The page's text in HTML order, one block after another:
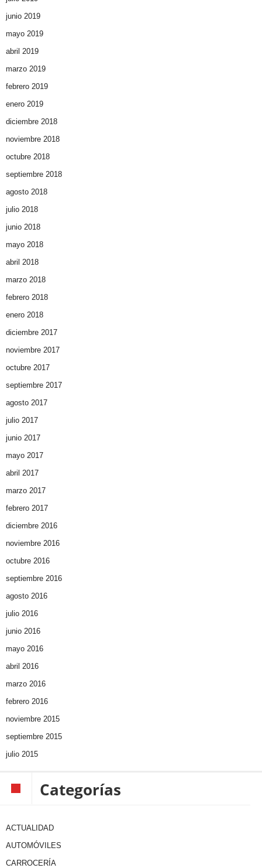
junio 2019
mayo 2019
abril 2019
marzo 2019
febrero 2019
enero 2019
diciembre 2018
noviembre 2018
octubre 2018
septiembre 2018
agosto 2018
julio 2018
junio 2018
mayo 2018
abril 2018
marzo 2018
febrero 2018
enero 2018
diciembre 2017
noviembre 2017
octubre 2017
septiembre 2017
agosto 2017
julio 2017
junio 2017
mayo 2017
abril 2017
marzo 2017
febrero 2017
diciembre 2016
noviembre 2016
octubre 2016
septiembre 2016
agosto 2016
julio 2016
junio 2016
mayo 2016
abril 2016
marzo 2016
febrero 2016
noviembre 2015
septiembre 2015
julio 2015
Categorías
ACTUALIDAD
AUTOMÓVILES
CARROCERÍA